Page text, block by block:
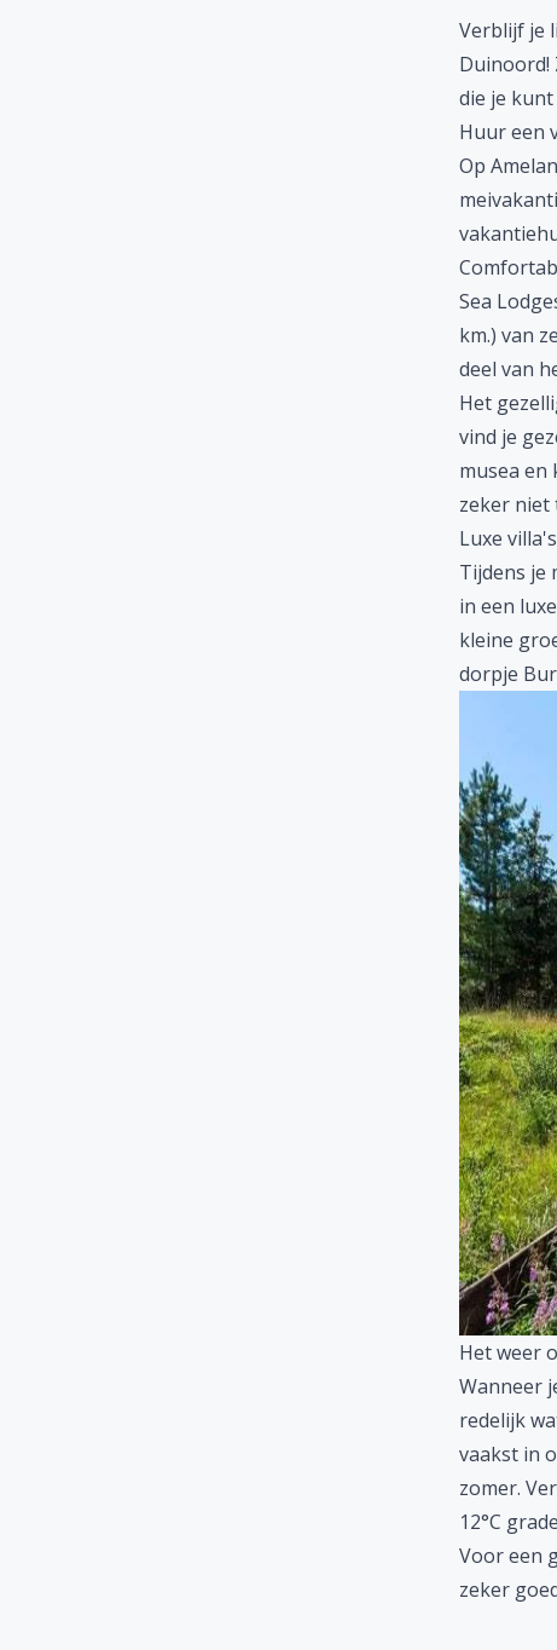
Verblijf je
Duinoord!
die je
Huur een
Op
Sea
km.) van
deel van
Het
vind je
musea en
zeker niet
Luxe
Tijdens je
in een
kleine
dorpje
Het weer
Wanneer
redelijk
vaakst in
zomer.
12°C
Voor een
zeker